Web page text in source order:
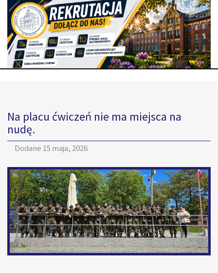
Na placu ćwiczeń nie ma miejsca na
nudę.
Dodane 15 maja, 2026